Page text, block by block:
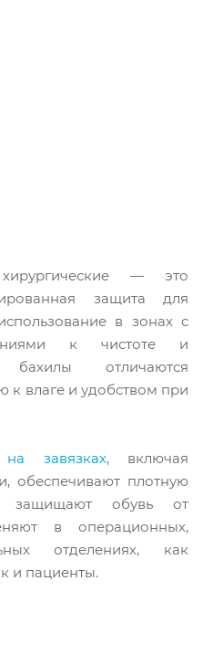
— это
защита для
в зонах с
к чистоте и
бахилы отличаются
к влаге и удобством при
завязках, включая
обеспечивают плотную
защищают обувь от
в операционных,
отделениях, как
и пациенты.